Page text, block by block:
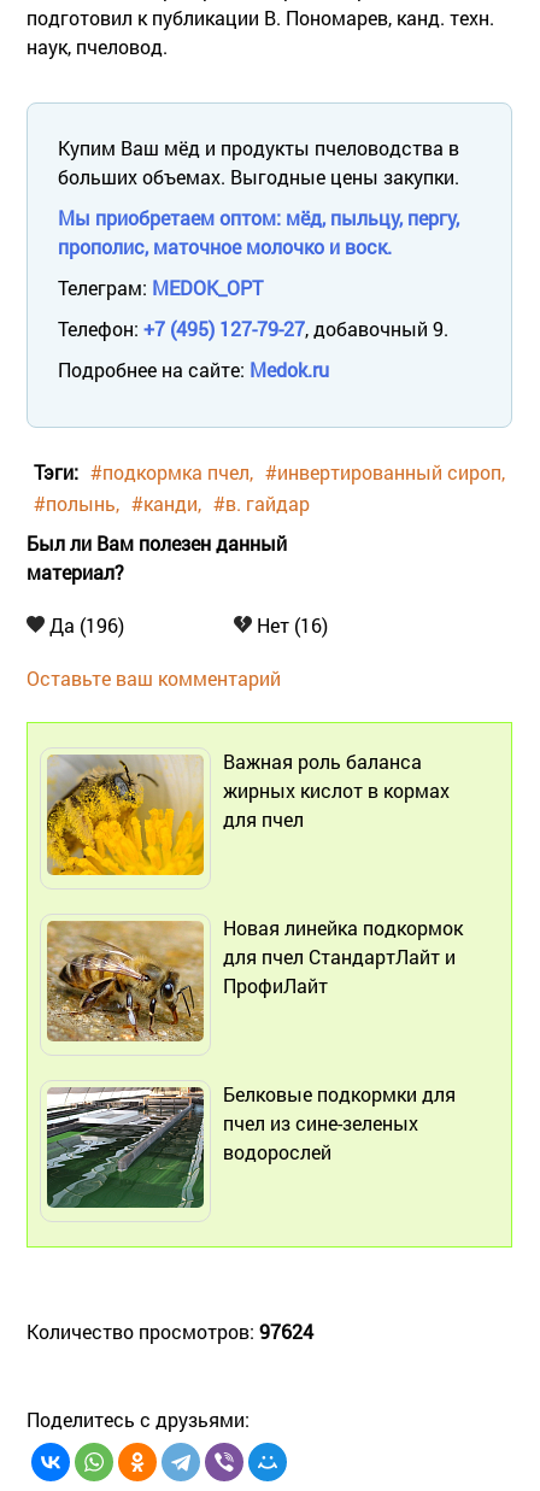
подготовил к публикации В. Пономарев, канд. техн.
наук, пчеловод.
Купим Ваш мёд и продукты пчеловодства в
больших объемах. Выгодные цены закупки.
Мы приобретаем оптом: мёд, пыльцу, пергу,
прополис, маточное молочко и воск.
Телеграм: MEDOK_OPT
Телефон: +7 (495) 127-79-27, добавочный 9.
Подробнее на сайте: Medok.ru
Тэги: #подкормка пчел
#инвертированный сироп
#полынь
#канди
#в. гайдар
Был ли Вам полезен данный
материал?
Да (196) Нет (16)
Оставьте ваш комментарий
Важная роль баланса
жирных кислот в кормах
для пчел
Новая линейка подкормок
для пчел СтандартЛайт и
ПрофиЛайт
Белковые подкормки для
пчел из сине-зеленых
водорослей
Количество просмотров: 97624
Поделитесь с друзьями: